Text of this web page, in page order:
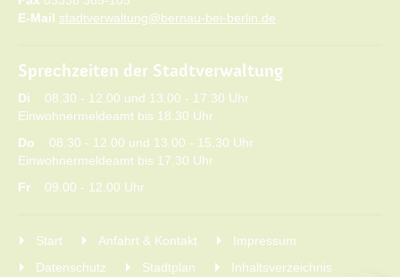
E-Mail stadtverwaltung@bernau-bei-berlin.de
Sprechzeiten der Stadtverwaltung
Di 08.30 - 12.00 und 13.00 - 17.30 Uhr
Einwohnermeldeamt bis 18.30 Uhr
Do 08.30 - 12.00 und 13.00 - 15.30 Uhr
Einwohnermeldeamt bis 17.30 Uhr
Fr 09.00 - 12.00 Uhr
Start Anfahrt & Kontakt
Impressum
Datenschutz
Stadtplan Inhaltsverzeichnis